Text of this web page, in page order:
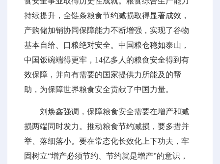
持续提升，全链条粮食节约减损取得显著成效，
产购储加销协同保障能力不断增强，实现了谷物
基本自给、口粮绝对安全。中国粮仓稳如泰山，
中国饭碗端得更牢，14亿多人的粮食安全得到有
效保障，并向有需要的国家提供力所能及的帮
助，为保障世界粮食安全贡献了中国力量。
刘焕鑫强调，保障粮食安全需要在增产和减
损两端同时发力。推动粮食节约减损，要多措并
举、落细落小。要在常态化长效化上下功夫，牢
固树立“增产必须节约、节约就是增产”的意识，